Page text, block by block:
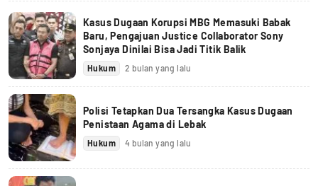
Kasus Dugaan Korupsi MBG Memasuki Babak
Baru, Pengajuan Justice Collaborator Sony
Sonjaya Dinilai Bisa Jadi Titik Balik
Hukum 2 bulan yang lalu
Polisi Tetapkan Dua Tersangka Kasus Dugaan
Penistaan Agama di Lebak
Hukum 4 bulan yang lalu